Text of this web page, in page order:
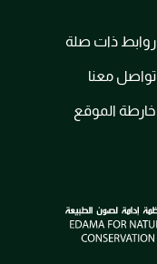
روابط ذات صلة
تواصل معنا
خارطة الموقع